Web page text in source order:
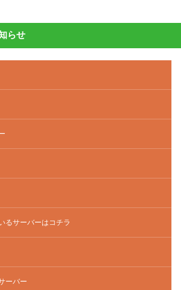
らせ
るサーバーはコチラ
ーバー